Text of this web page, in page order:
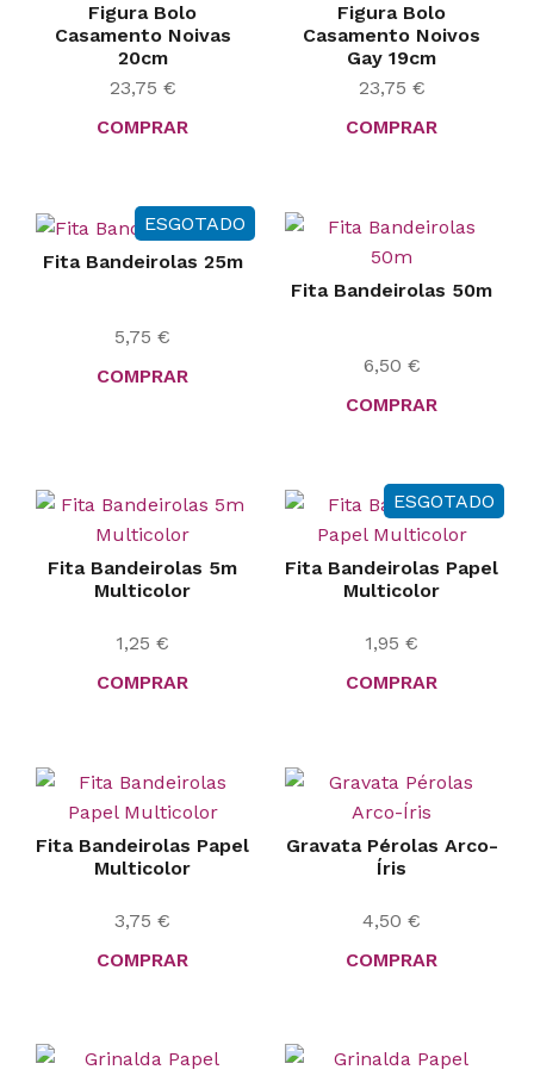
Figura Bolo
Casamento Noivas
20cm
23,75 €
COMPRAR
Figura Bolo
Casamento Noivos
Gay 19cm
23,75 €
COMPRAR
ESGOTADO
Fita Bandeirolas 25m
5,75 €
COMPRAR
Fita Bandeirolas 50m
6,50 €
COMPRAR
Fita Bandeirolas 5m
Multicolor
1,25 €
COMPRAR
ESGOTADO
Fita Bandeirolas Papel
Multicolor
1,95 €
COMPRAR
Fita Bandeirolas Papel
Multicolor
3,75 €
COMPRAR
Gravata Pérolas Arco-
Íris
4,50 €
COMPRAR